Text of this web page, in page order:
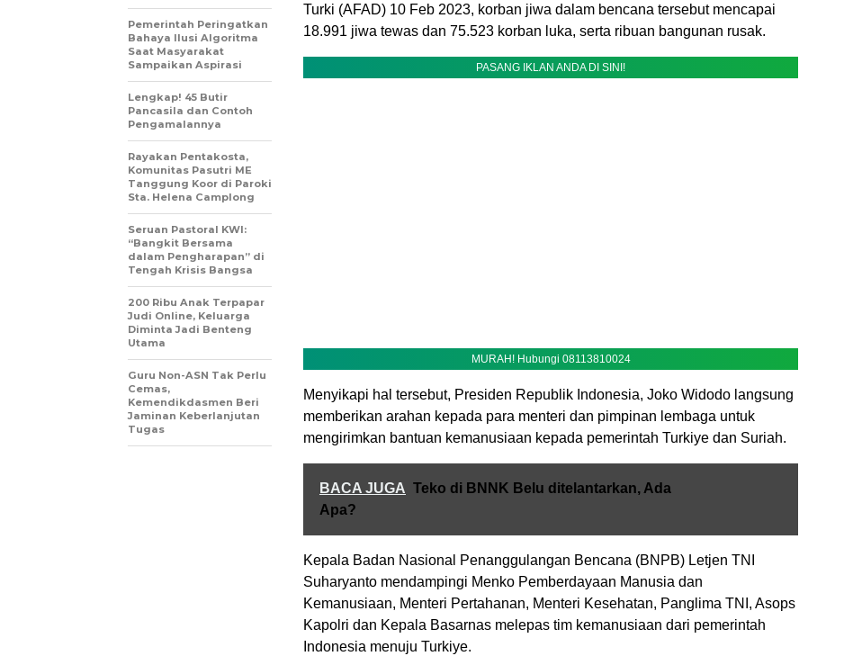
Turki (AFAD) 10 Feb 2023, korban jiwa dalam bencana tersebut mencapai
18.991 jiwa tewas dan 75.523 korban luka, serta ribuan bangunan rusak.
PASANG IKLAN ANDA DI SINI!
MURAH! Hubungi 08113810024
Menyikapi hal tersebut, Presiden Republik Indonesia, Joko Widodo langsung
memberikan arahan kepada para menteri dan pimpinan lembaga untuk
mengirimkan bantuan kemanusiaan kepada pemerintah Turkiye dan Suriah.
BACA JUGA Teko di BNNK Belu ditelantarkan, Ada
Apa?
Kepala Badan Nasional Penanggulangan Bencana (BNPB) Letjen TNI
Suharyanto mendampingi Menko Pemberdayaan Manusia dan
Kemanusiaan, Menteri Pertahanan, Menteri Kesehatan, Panglima TNI, Asops
Kapolri dan Kepala Basarnas melepas tim kemanusiaan dari pemerintah
Indonesia menuju Turkiye.
Pemerintah Peringatkan
Bahaya Ilusi Algoritma
Saat Masyarakat
Sampaikan Aspirasi
Lengkap! 45 Butir
Pancasila dan Contoh
Pengamalannya
Rayakan Pentakosta,
Komunitas Pasutri ME
Tanggung Koor di Paroki
Sta. Helena Camplong
Seruan Pastoral KWI:
“Bangkit Bersama
dalam Pengharapan” di
Tengah Krisis Bangsa
200 Ribu Anak Terpapar
Judi Online, Keluarga
Diminta Jadi Benteng
Utama
Guru Non-ASN Tak Perlu
Cemas,
Kemendikdasmen Beri
Jaminan Keberlanjutan
Tugas